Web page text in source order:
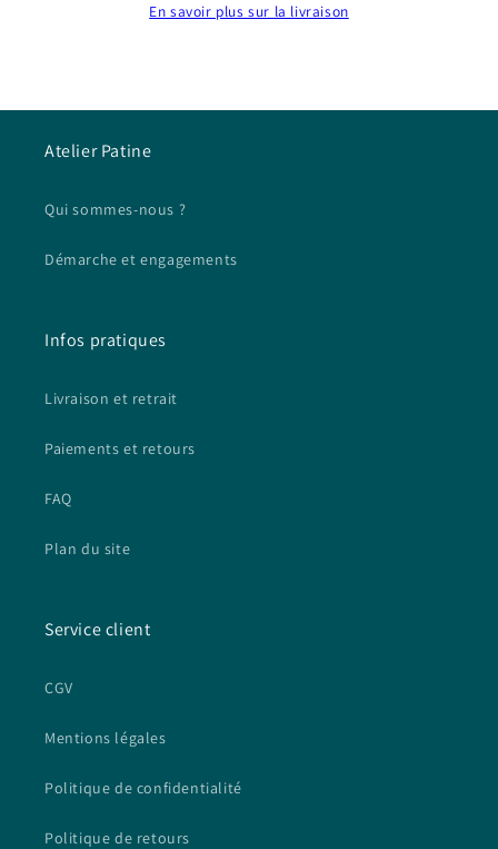
En savoir plus sur la livraison
Atelier Patine
Qui sommes-nous ?
Démarche et engagements
Infos pratiques
Livraison et retrait
Paiements et retours
FAQ
Plan du site
Service client
CGV
Mentions légales
Politique de confidentialité
Politique de retours